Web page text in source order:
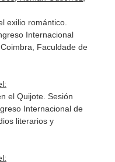
exilio romántico.
Internacional
Faculdade de
el Quijote. Sesión
Internacional de
literarios y